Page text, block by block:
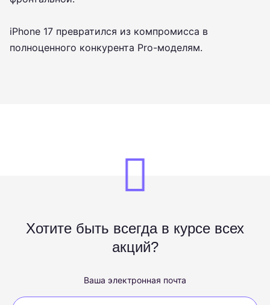
iPhone 17 превратился из компромисса в
полноценного конкурента Pro-моделям.
Хотите быть всегда в курсе всех
акций?
Ваша электронная почта